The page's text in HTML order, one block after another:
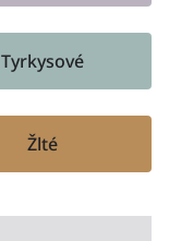
Tyrkysové
Žlté